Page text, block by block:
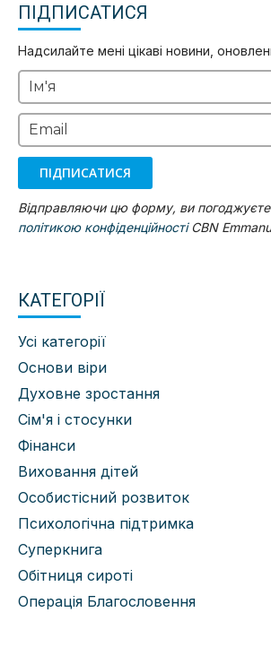
ПІДПИСАТИСЯ
Надсилайте мені цікаві новини,
Ім'я
Email
ПІДПИСАТИСЯ
Відправляючи цю форму, ви
політикою конфіденційностіCBN
КАТЕГОРІЇ
Усі категорії
Основи віри
Духовне зростання
Сім'я і стосунки
Фінанси
Виховання дітей
Особистісний розвиток
Психологічна підтримка
Суперкнига
Обітниця сироті
Операція Благословення